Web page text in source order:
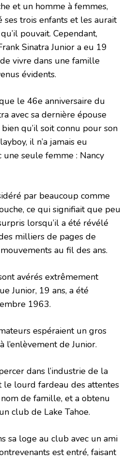
et un homme à femmes,
ses trois enfants et les aurait
pouvait. Cependant,
Sinatra Junior a eu 19
vivre dans une famille
évidents.
le 46e anniversaire du
avec sa dernière épouse
qu’il soit connu pour son
il n’a jamais eu
une seule femme : Nancy
par beaucoup comme
ce qui signifiait que peu
lorsqu’il a été révélé
milliers de pages de
au fil des ans.
avérés extrêmement
Junior, 19 ans, a été
1963.
espéraient un gros
l’enlèvement de Junior.
dans l’industrie de la
le lourd fardeau des attentes
de famille, et a obtenu
club de Lake Tahoe.
sa loge au club avec un ami
est entré, faisant